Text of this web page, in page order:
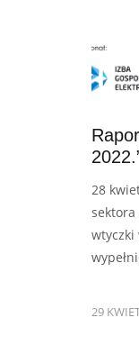
28
sektora
wtyczki
29